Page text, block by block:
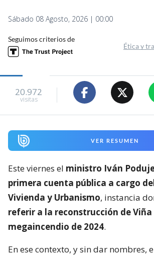
Sábado 08 Agosto, 2026 | 00:00
Seguimos criterios de
Ética y
20.972
visitas
VER RESUMEN
Este viernes el ministro Iván
primera cuenta pública a cargo
Vivienda y Urbanismo, instancia
referir a la reconstrucción de
megaincendio de 2024.
En ese contexto, y sin dar nombres,